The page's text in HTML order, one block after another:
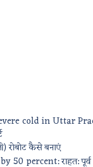
cold in Uttar
रोबोट कैसे बनाएं
percent: राहत: पूर्व